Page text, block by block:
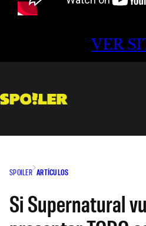
VER
SPOILER ARTÍCULOS
Si Supernatural